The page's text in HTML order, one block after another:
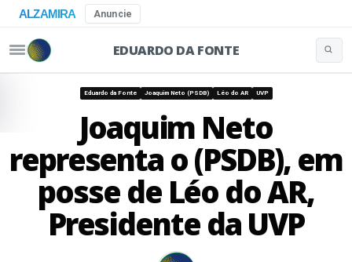
ALZAMIRA Anuncie
EDUARDO DA FONTE
Eduardo da Fonte Joaquim Neto (PSDB) Léo do AR UVP
Joaquim Neto
representa o (PSDB), em
posse de Léo do AR,
Presidente da UVP